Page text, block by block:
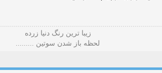
زیبا ترین رنگ دنیا زرده
لحظه باز شدن سوتین .........